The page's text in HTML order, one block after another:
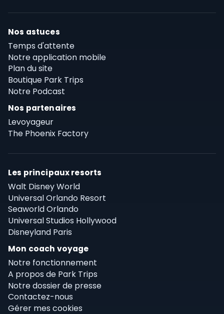
Nos astuces
Temps d'attente
Notre application mobile
Plan du site
Boutique Park Trips
Notre Podcast
Nos partenaires
Levoyageur
The Phoenix Factory
Les principaux resorts
Walt Disney World
Universal Orlando Resort
Seaworld Orlando
Universal Studios Hollywood
Disneyland Paris
Mon coach voyage
Notre fonctionnement
A propos de Park Trips
Notre dossier de presse
Contactez-nous
Gérer mes cookies